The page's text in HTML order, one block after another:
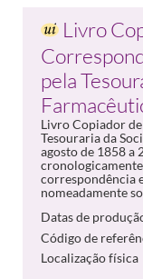
Livro
pela
Livro Copiador
Tesouraria da
agosto de 1858 a
correspondência
nomeadamente
Datas de
Código de
Localização física